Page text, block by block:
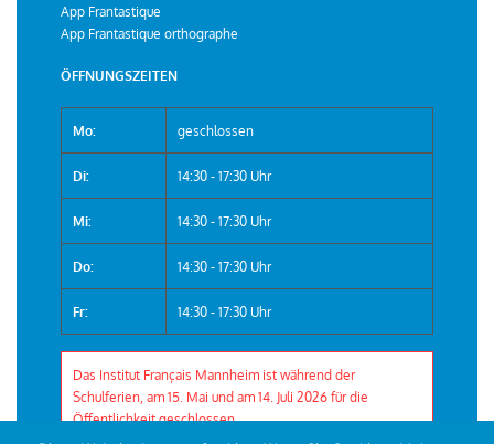
App Frantastique
App Frantastique orthographe
ÖFFNUNGSZEITEN
Mo: geschlossen
Di: 14:30 - 17:30 Uhr
Mi: 14:30 - 17:30 Uhr
Do: 14:30 - 17:30 Uhr
Fr: 14:30 - 17:30 Uhr
Das Institut Français Mannheim ist während der
Schulferien, am 15. Mai und am 14. Juli 2026 für die
Öffentlichkeit geschlossen.